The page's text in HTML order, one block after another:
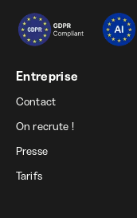
Entreprise
Contact
On recrute !
Presse
Tarifs